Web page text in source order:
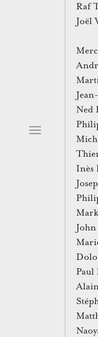
Raf
Joël
Ned
Inès
Paul